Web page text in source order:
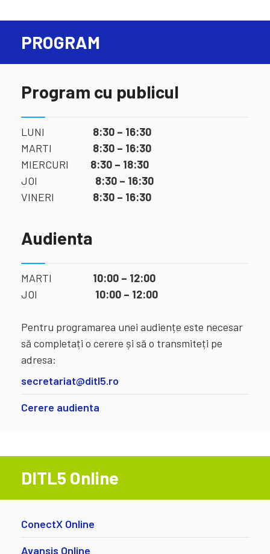
PROGRAM
Program cu publicul
LUNI 8:30 – 16:30
MARTI 8:30 – 16:30
MIERCURI 8:30 – 18:30
JOI 8:30 – 16:30
VINERI 8:30 – 16:30
Audienta
MARTI 10:00 – 12:00
JOI 10:00 – 12:00
Pentru programarea unei audiențe este necesar
să completați o cerere și să o transmiteți pe
adresa:
secretariat@ditl5.ro
Cerere audienta
DITL5 Online
ConectX Online
Avansis Online